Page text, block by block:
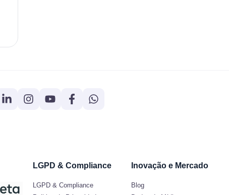
LGPD & Compliance
LGPD & Compliance
Inovação e Mercado
Blog